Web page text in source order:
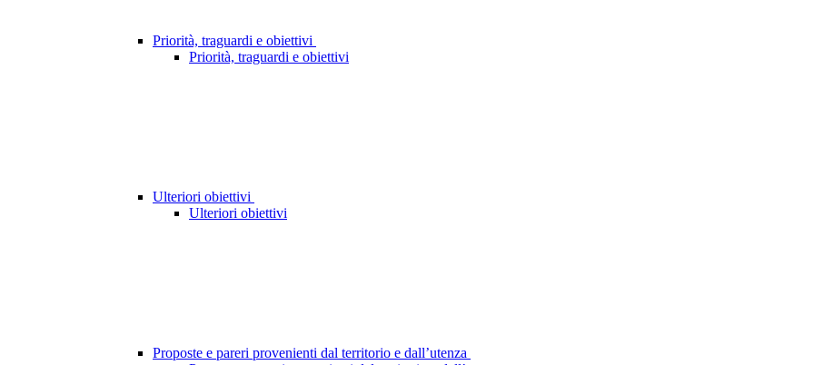
Priorità, traguardi e obiettivi
Priorità, traguardi e obiettivi
Ulteriori obiettivi
Ulteriori obiettivi
Proposte e pareri provenienti dal territorio e dall’utenza